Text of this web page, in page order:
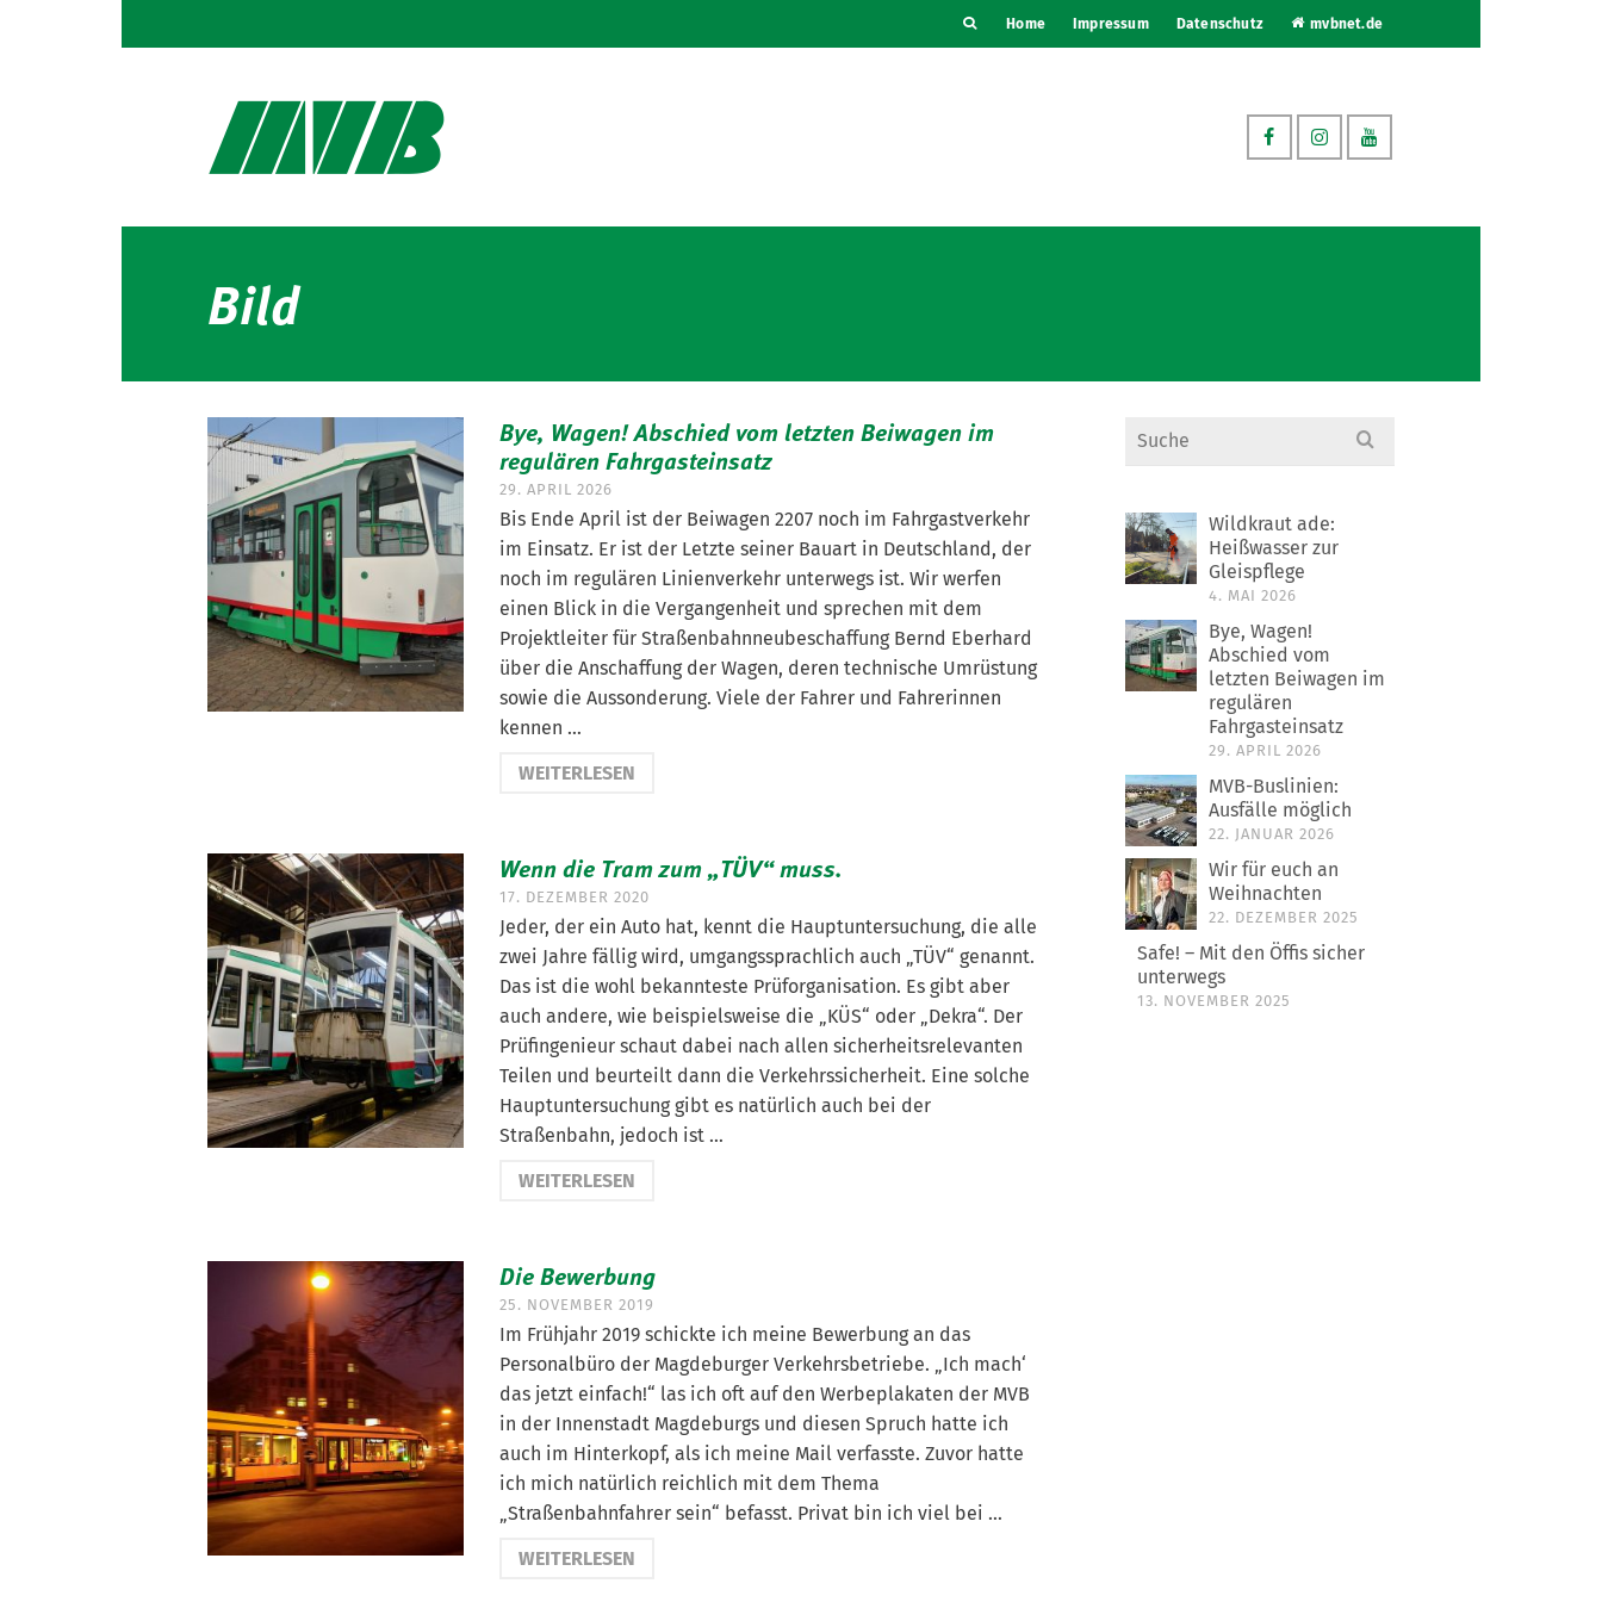
Home Impressum Datenschutz mvbnet.de
Bild
Bye, Wagen! Abschied vom letzten Beiwagen im
regulären Fahrgasteinsatz
29. APRIL 2026
Bis Ende April ist der Beiwagen 2207 noch im Fahrgastverkehr
im Einsatz. Er ist der Letzte seiner Bauart in Deutschland, der
noch im regulären Linienverkehr unterwegs ist. Wir werfen
einen Blick in die Vergangenheit und sprechen mit dem
Projektleiter für Straßenbahnneubeschaffung Bernd Eberhard
über die Anschaffung der Wagen, deren technische Umrüstung
sowie die Aussonderung. Viele der Fahrer und Fahrerinnen
kennen …
WEITERLESEN
Wenn die Tram zum „TÜV“ muss.
17. DEZEMBER 2020
Jeder, der ein Auto hat, kennt die Hauptuntersuchung, die alle
zwei Jahre fällig wird, umgangssprachlich auch „TÜV“ genannt.
Das ist die wohl bekannteste Prüforganisation. Es gibt aber
auch andere, wie beispielsweise die „KÜS“ oder „Dekra“. Der
Prüfingenieur schaut dabei nach allen sicherheitsrelevanten
Teilen und beurteilt dann die Verkehrssicherheit. Eine solche
Hauptuntersuchung gibt es natürlich auch bei der
Straßenbahn, jedoch ist …
WEITERLESEN
Die Bewerbung
25. NOVEMBER 2019
Im Frühjahr 2019 schickte ich meine Bewerbung an das
Personalbüro der Magdeburger Verkehrsbetriebe. „Ich mach‘
das jetzt einfach!“ las ich oft auf den Werbeplakaten der MVB
in der Innenstadt Magdeburgs und diesen Spruch hatte ich
auch im Hinterkopf, als ich meine Mail verfasste. Zuvor hatte
ich mich natürlich reichlich mit dem Thema
„Straßenbahnfahrer sein“ befasst. Privat bin ich viel bei …
WEITERLESEN
Search
for:
Wildkraut ade:
Heißwasser zur
Gleispflege
4. MAI 2026
Bye, Wagen!
Abschied vom
letzten Beiwagen im
regulären
Fahrgasteinsatz
29. APRIL 2026
MVB-Buslinien:
Ausfälle möglich
22. JANUAR 2026
Wir für euch an
Weihnachten
22. DEZEMBER 2025
Safe! – Mit den Öffis sicher
unterwegs
13. NOVEMBER 2025